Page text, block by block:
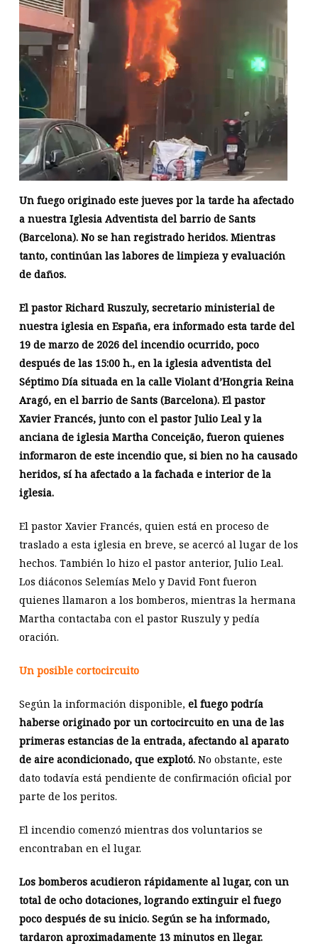
Un fuego originado este jueves por la tarde ha afectado
a nuestra Iglesia Adventista del barrio de Sants
(Barcelona). No se han registrado heridos. Mientras
tanto, continúan las labores de limpieza y evaluación
de daños.
El pastor Richard Ruszuly, secretario ministerial de
nuestra iglesia en España, era informado esta tarde del
19 de marzo de 2026 del incendio ocurrido, poco
después de las 15:00 h., en la iglesia adventista del
Séptimo Día situada en la calle Violant d’Hongria Reina
Aragó, en el barrio de Sants (Barcelona). El pastor
Xavier Francés, junto con el pastor Julio Leal y la
anciana de iglesia Martha Conceição, fueron quienes
informaron de este incendio que, si bien no ha causado
heridos, sí ha afectado a la fachada e interior de la
iglesia.
El pastor Xavier Francés, quien está en proceso de
traslado a esta iglesia en breve, se acercó al lugar de los
hechos. También lo hizo el pastor anterior, Julio Leal.
Los diáconos Selemías Melo y David Font fueron
quienes llamaron a los bomberos, mientras la hermana
Martha contactaba con el pastor Ruszuly y pedía
oración.
Un posible cortocircuito
Según la información disponible, el fuego podría
haberse originado por un cortocircuito en una de las
primeras estancias de la entrada, afectando al aparato
de aire acondicionado, que explotó.No obstante, este
dato todavía está pendiente de confirmación oficial por
parte de los peritos.
El incendio comenzó mientras dos voluntarios se
encontraban en el lugar.
Los bomberos acudieron rápidamente al lugar, con un
total de ocho dotaciones, logrando extinguir el fuego
poco después de su inicio. Según se ha informado,
tardaron aproximadamente 13 minutos en llegar.